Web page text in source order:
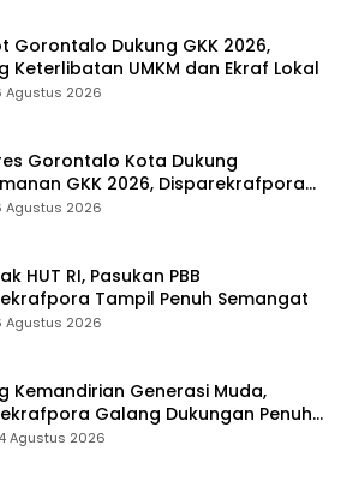
Gorontalo Dukung GKK 2026,
Keterlibatan UMKM dan Ekraf Lokal
Agustus 2026
Gorontalo Kota Dukung
GKK 2026, Disparekrafpora
Sinergi Lintas Sektor
Agustus 2026
HUT RI, Pasukan PBB
Tampil Penuh Semangat
Agustus 2026
Kemandirian Generasi Muda,
Galang Dukungan Penuh
Deprov
Agustus 2026